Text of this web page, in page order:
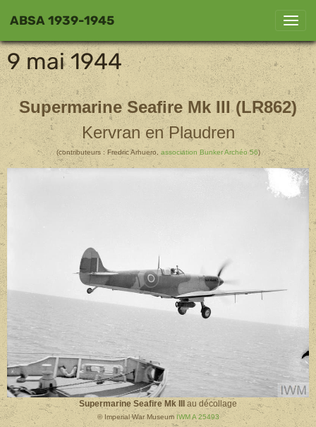
ABSA 1939-1945
9 mai 1944
Supermarine Seafire Mk III (LR862)
Kervran en Plaudren
(contributeurs : Fredric Arhuero,association Bunker Archéo 56)
Supermarine Seafire Mk IIIau décollage
© Imperial War Museum IWM A 25493